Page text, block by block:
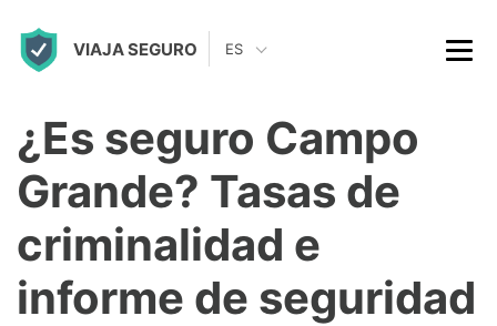
VIAJA SEGURO ES
¿Es seguro Campo
Grande? Tasas de
criminalidad e
informe de seguridad